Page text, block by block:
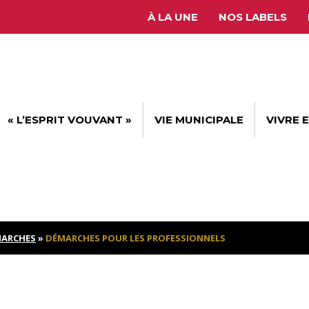
À LA UNE NOS LABELS
« L’ESPRIT VOUVANT » VIE MUNICIPALE VIVRE
» DÉMARCHES POUR LES PROFESSIONNELS